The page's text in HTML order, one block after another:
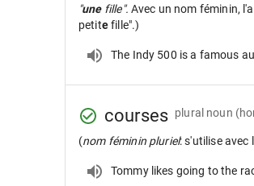
"unefille". Avec un nom féminin,
petitefille".)
The Indy 500 is a famous
courses plural noun
(nom féminin pluriel: s'utilise
Tommy likes going to the